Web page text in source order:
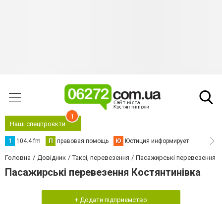
Наші спецпроєкти
1
1 104.4 fm П правовая помощь Ю Юстиция информирует
Головна Довідник Таксі, перевезення Пасажирські перевезення
Пасажирські перевезення Костянтинівка
+ Додати підприємство